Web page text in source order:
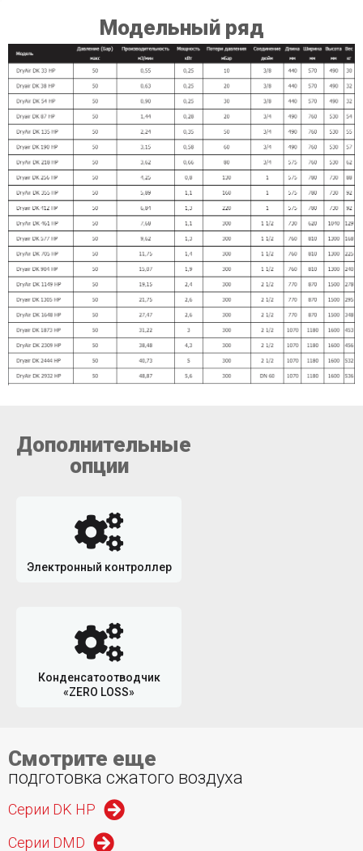
Модельный ряд
Дополнительные
опции
Электронный контроллер
Конденсатоотводчик
«ZERO LOSS»
Смотрите еще
подготовка сжатого воздуха
Серии DK HP
Серии DMD